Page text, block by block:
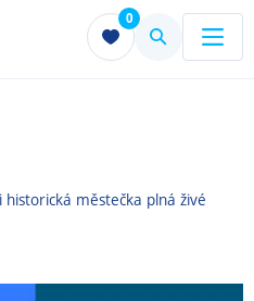
0
Menu Menu
městečka plná živé